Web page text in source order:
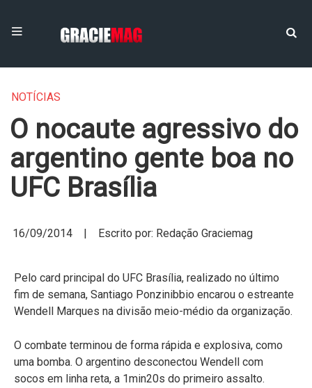
NOTÍCIAS
O nocaute agressivo do
argentino gente boa no
UFC Brasília
16/09/2014 | Escrito por: Redação Graciemag
Pelo card principal do UFC Brasília, realizado no último
fim de semana, Santiago Ponzinibbio encarou o estreante
Wendell Marques na divisão meio-médio da organização.
O combate terminou de forma rápida e explosiva, como
uma bomba. O argentino desconectou Wendell com
socos em linha reta, a 1min20s do primeiro assalto.